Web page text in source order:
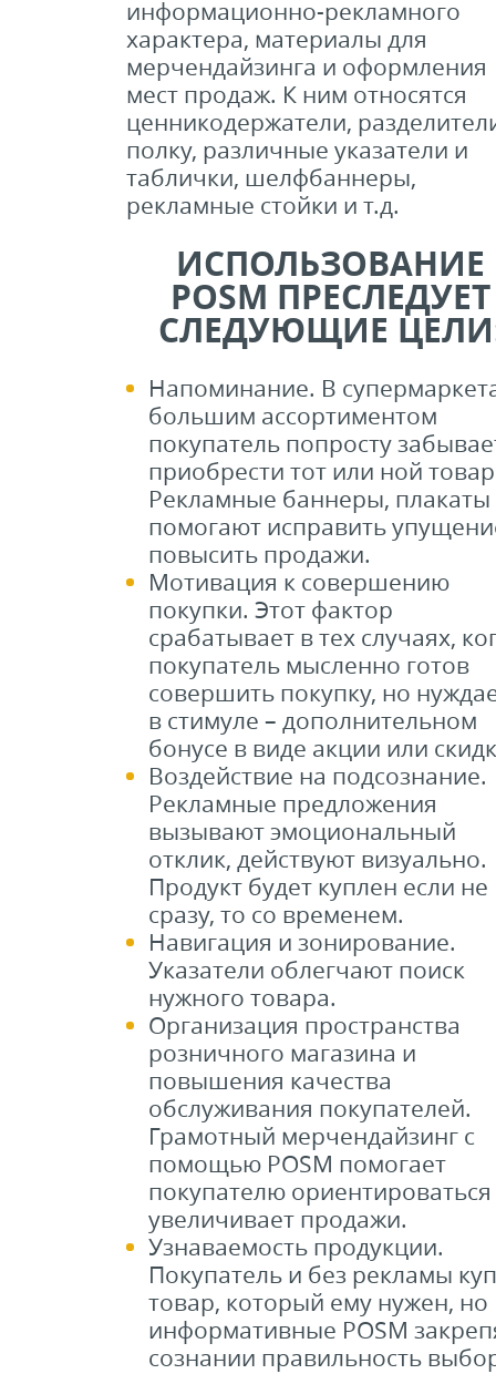
информационно-рекламного
характера, материалы для
мерчендайзинга и оформления
мест продаж. К ним относятся
ценникодержатели,
полку, различные указатели и
таблички, шелфбаннеры,
рекламные стойки и т.д.
ИСПОЛЬЗОВАНИЕ
POSM ПРЕСЛЕДУЕТ
СЛЕДУЮЩИЕ
Напоминание. В
большим ассортиментом
покупатель попросту
приобрести тот или ной
Рекламные баннеры, плакаты
помогают исправить
повысить продажи.
Мотивация к совершению
покупки. Этот фактор
срабатывает в тех случаях,
покупатель мысленно готов
совершить покупку, но
в стимуле – дополнительном
бонусе в виде акции или
Воздействие на подсознание.
Рекламные предложения
вызывают эмоциональный
отклик, действуют визуально.
Продукт будет куплен если не
сразу, то со временем.
Навигация и зонирование.
Указатели облегчают поиск
нужного товара.
Организация пространства
розничного магазина и
повышения качества
обслуживания покупателей.
Грамотный мерчендайзинг с
помощью POSM помогает
покупателю
увеличивает продажи.
Узнаваемость продукции.
Покупатель и без рекламы
товар, который ему нужен, но
информативные POSM
сознании правильность